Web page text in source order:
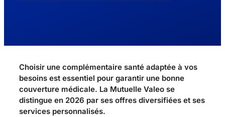
Choisir une complémentaire santé adaptée à vos
besoins est essentiel pour garantir une bonne
couverture médicale. La Mutuelle Valeo se
distingue en 2026 par ses offres diversifiées et ses
services personnalisés.